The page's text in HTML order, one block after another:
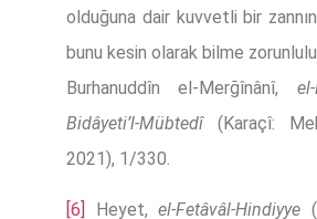
olduğuna dair kuvvetli bir
bunu kesin olarak bilme
Burhanuddîn el-Merğînânî,
Bidâyeti’l-Mübtedî(Karaçî:
2021), 1/330.
[6] Heyet,el-Fetâvâl-Hindiyye